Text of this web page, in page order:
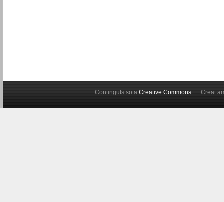
Continguts sota Creative Commons Creat